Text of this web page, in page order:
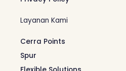
Layanan Kami
Cerra Points
Spur